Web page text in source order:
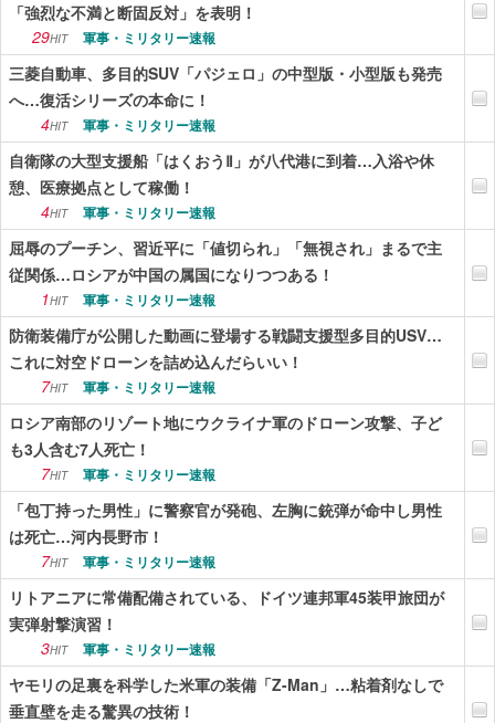
「強烈な不満と断固反対」を表明！
29HIT 軍事・ミリタリー速報
三菱自動車、多目的SUV「パジェロ」の中型版・小型版も発売
へ…復活シリーズの本命に！
4HIT 軍事・ミリタリー速報
自衛隊の大型支援船「はくおうⅡ」が八代港に到着…入浴や休
憩、医療拠点として稼働！
4HIT 軍事・ミリタリー速報
屈辱のプーチン、習近平に「値切られ」「無視され」まるで主
従関係…ロシアが中国の属国になりつつある！
1HIT 軍事・ミリタリー速報
防衛装備庁が公開した動画に登場する戦闘支援型多目的USV…
これに対空ドローンを詰め込んだらいい！
7HIT 軍事・ミリタリー速報
ロシア南部のリゾート地にウクライナ軍のドローン攻撃、子ど
も3人含む7人死亡！
7HIT 軍事・ミリタリー速報
「包丁持った男性」に警察官が発砲、左胸に銃弾が命中し男性
は死亡…河内長野市！
7HIT 軍事・ミリタリー速報
リトアニアに常備配備されている、ドイツ連邦軍45装甲旅団が
実弾射撃演習！
3HIT 軍事・ミリタリー速報
ヤモリの足裏を科学した米軍の装備「Z-Man」…粘着剤なしで
垂直壁を走る驚異の技術！